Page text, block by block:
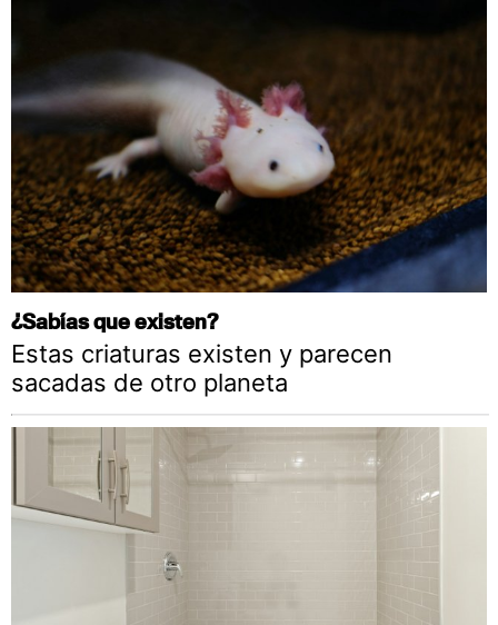
¿Sabías que existen?
Estas criaturas existen y parecen
sacadas de otro planeta